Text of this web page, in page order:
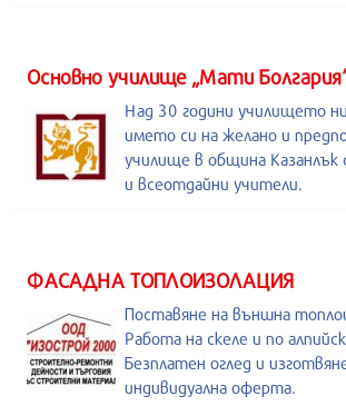
Основно училище „Мати
Над 30 години училището
името си на желано и
училище в община Казанлък
и всеотдайни учители.
ФАСАДНА ТОПЛОИЗОЛАЦИЯ
Поставяне на външна
Работа на скеле и по
Безплатен оглед и
индивидуална оферта.